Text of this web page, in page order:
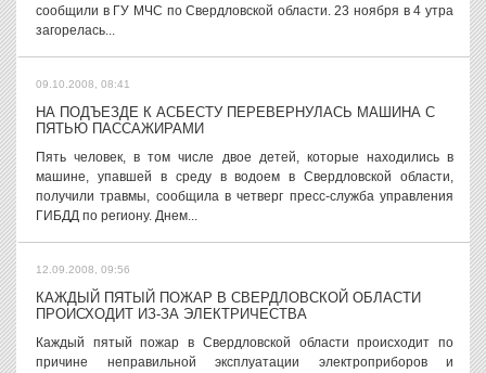
сообщили в ГУ МЧС по Свердловской области. 23 ноября в 4 утра
загорелась...
09.10.2008, 08:41
НА ПОДЪЕЗДЕ К АСБЕСТУ ПЕРЕВЕРНУЛАСЬ МАШИНА С
ПЯТЬЮ ПАССАЖИРАМИ
Пять человек, в том числе двое детей, которые находились в
машине, упавшей в среду в водоем в Свердловской области,
получили травмы, сообщила в четверг пресс-служба управления
ГИБДД по региону. Днем...
12.09.2008, 09:56
КАЖДЫЙ ПЯТЫЙ ПОЖАР В СВЕРДЛОВСКОЙ ОБЛАСТИ
ПРОИСХОДИТ ИЗ-ЗА ЭЛЕКТРИЧЕСТВА
Каждый пятый пожар в Свердловской области происходит по
причине неправильной эксплуатации электроприборов и